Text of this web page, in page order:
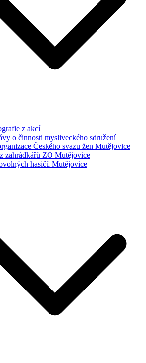
z akcí
o činnosti mysliveckého sdružení
Českého svazu žen Mutějovice
zahrádkářů ZO Mutějovice
hasičů Mutějovice